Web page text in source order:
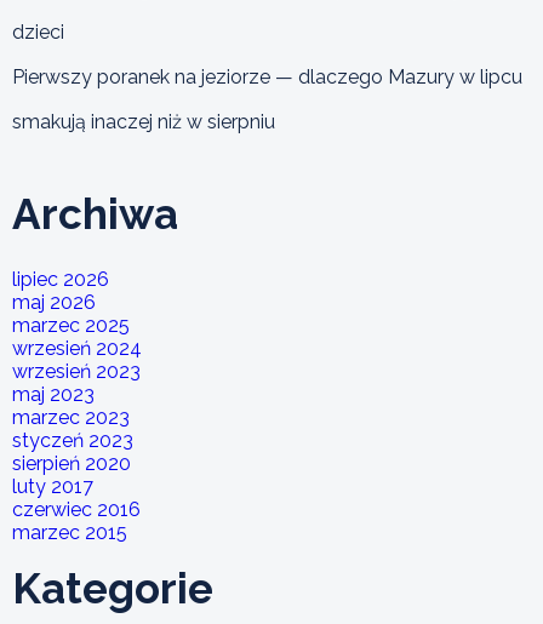
dzieci
Pierwszy poranek na jeziorze — dlaczego Mazury w lipcu
smakują inaczej niż w sierpniu
Archiwa
lipiec 2026
maj 2026
marzec 2025
wrzesień 2024
wrzesień 2023
maj 2023
marzec 2023
styczeń 2023
sierpień 2020
luty 2017
czerwiec 2016
marzec 2015
Kategorie